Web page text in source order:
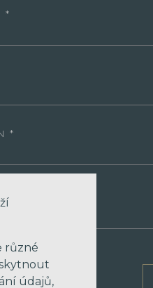
různé
údajů,